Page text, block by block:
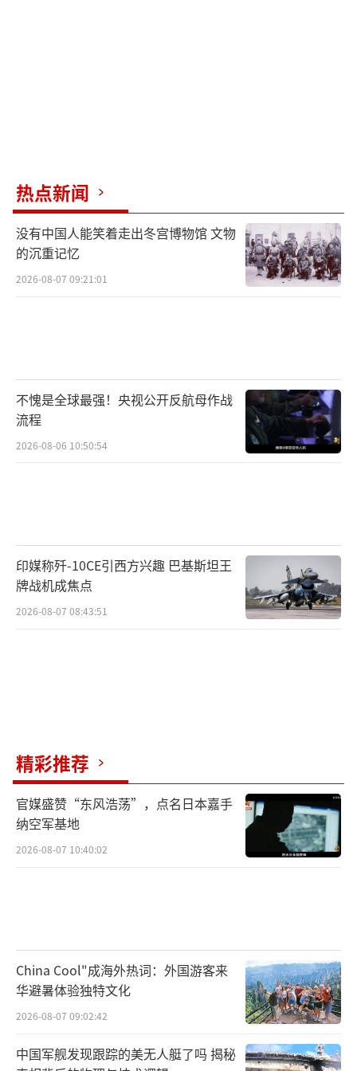
热点新闻
没有中国人能笑着走出冬宫博物馆 文物
的沉重记忆
2026-08-07 09:21:01
不愧是全球最强！央视公开反航母作战
流程
2026-08-06 10:50:54
印媒称歼-10CE引西方兴趣 巴基斯坦王
牌战机成焦点
2026-08-07 08:43:51
精彩推荐
官媒盛赞“东风浩荡”，点名日本嘉手
纳空军基地
2026-08-07 10:40:02
China Cool"成海外热词：外国游客来
华避暑体验独特文化
2026-08-07 09:02:42
中国军舰发现跟踪的美无人艇了吗 揭秘